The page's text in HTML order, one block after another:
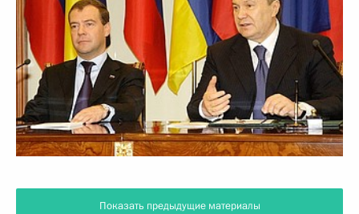
Показать предыдущие материалы